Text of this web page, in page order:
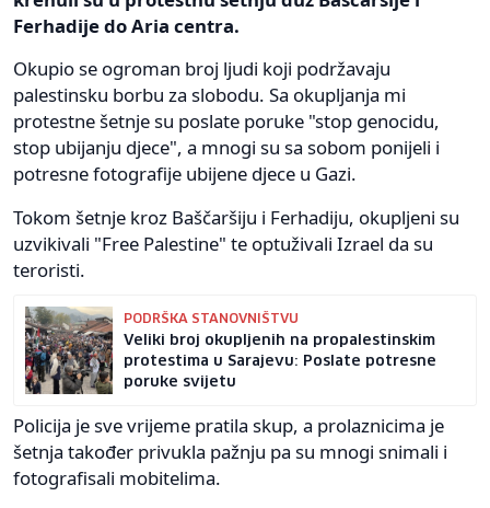
Ferhadije do Aria centra.
Okupio se ogroman broj ljudi koji podržavaju
palestinsku borbu za slobodu. Sa okupljanja mi
protestne šetnje su poslate poruke "stop genocidu,
stop ubijanju djece", a mnogi su sa sobom ponijeli i
potresne fotografije ubijene djece u Gazi.
Tokom šetnje kroz Baščaršiju i Ferhadiju, okupljeni su
uzvikivali "Free Palestine" te optuživali Izrael da su
teroristi.
PODRŠKA STANOVNIŠTVU
Veliki broj okupljenih na propalestinskim
protestima u Sarajevu: Poslate potresne
poruke svijetu
Policija je sve vrijeme pratila skup, a prolaznicima je
šetnja također privukla pažnju pa su mnogi snimali i
fotografisali mobitelima.